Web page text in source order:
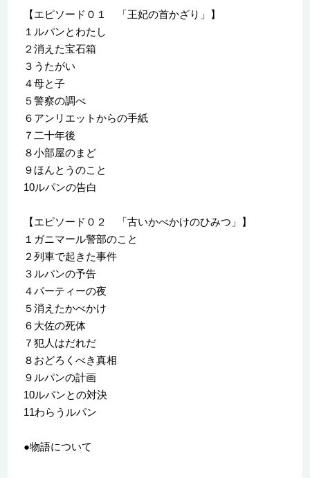
【エピソード０１ 「王妃の首かざり」】
１ルパンとわたし
２消えた宝石箱
３うたがい
４母と子
５警察の調べ
６アンリエットからの手紙
７二十年後
８小部屋のまど
９ほんとうのこと
10ルパンの告白
【エピソード０２ 「古いかべかけのひみつ」】
１ガニマール警部のこと
２列車で起きた事件
３ルパンの予告
４パーティーの夜
５消えたかべかけ
６大佐の死体
７犯人はだれだ
８おどろくべき真相
９ルパンの計画
10ルパンとの対決
11わらうルパン
●物語について